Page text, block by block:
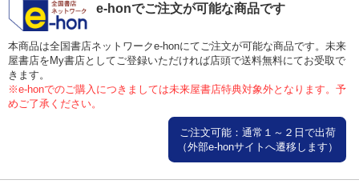
e-honでご注文が可能な商品です
本商品は全国書店ネットワークe-honにてご注文が可能な商品です。未来
屋書店をMy書店としてご登録いただければ店頭で送料無料にてお受取で
きます。
※e-honでのご購入につきましては未来屋書店特典対象外となります。予
めご了承ください。
ご注文可能：通常１～２日で出荷
（外部e-honサイトへ遷移します）